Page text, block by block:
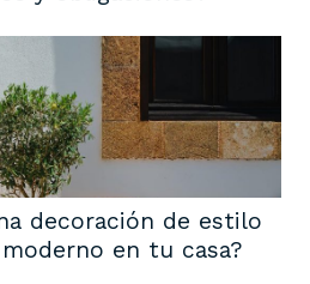
decoración de estilo
en tu casa?